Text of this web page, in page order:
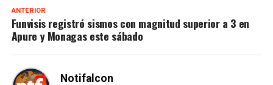
ANTERIOR
Funvisis registró sismos con magnitud superior a 3 en
Apure y Monagas este sábado
Notifalcon